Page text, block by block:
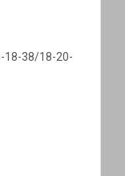
18-38/18-20-